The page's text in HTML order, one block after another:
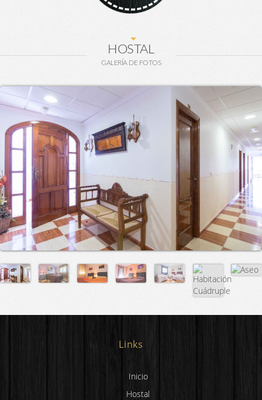
HOSTAL
GALERÍA DE FOTOS
Links
Inicio
Hostal